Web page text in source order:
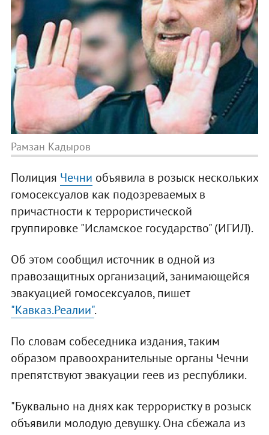
Рамзан Кадыров
Полиция Чечни объявила в розыск нескольких
гомосексуалов как подозреваемых в
причастности к террористической
группировке "Исламское государство" (ИГИЛ).
Об этом сообщил источник в одной из
правозащитных организаций, занимающейся
эвакуацией гомосексуалов, пишет
"Кавказ.Реалии".
По словам собеседника издания, таким
образом правоохранительные органы Чечни
препятствуют эвакуации геев из республики.
"Буквально на днях как террористку в розыск
объявили молодую девушку. Она сбежала из